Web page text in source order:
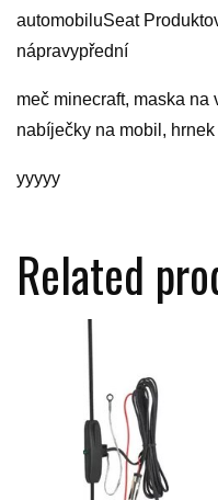
automobiluSeat
nápravypřední
meč minecraft, maska na
nabíječky na mobil,
yyyyy
Related